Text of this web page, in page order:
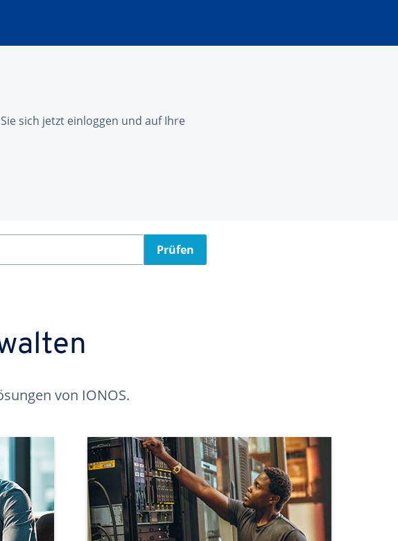
sich jetzt einloggen und auf Ihre
Prüfen
von IONOS.